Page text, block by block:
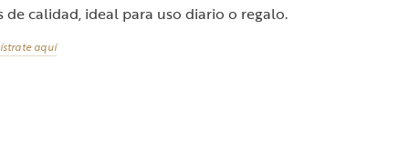
calidad, ideal para uso diario o regalo.
aquí